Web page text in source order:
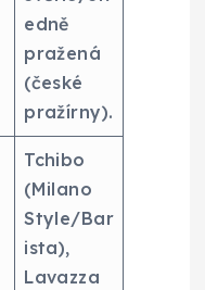
edně
pražená
(české
pražírny).
Tchibo
(Milano
Style/Bar
ista),
Lavazza